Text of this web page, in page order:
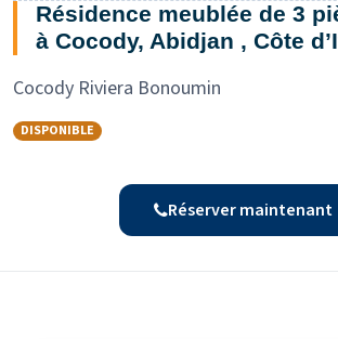
Résidence meublée de 3
à Cocody, Abidjan , Côte
Cocody Riviera Bonoumin
DISPONIBLE
Réserver maintenant